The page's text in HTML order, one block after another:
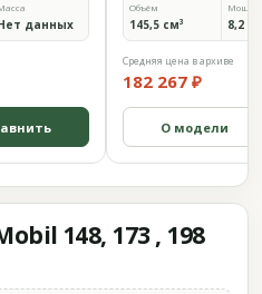
данных
Объём
145,5 см³ 8,2
Средняя цена в архиве
182 267 ₽
О модели
148, 173 , 198